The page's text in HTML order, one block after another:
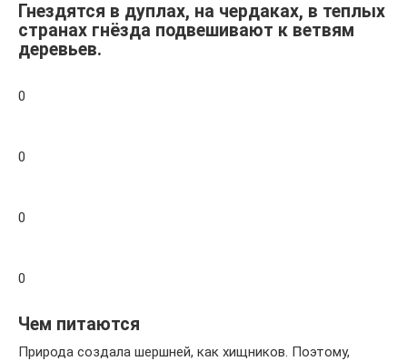
Гнездятся в дуплах, на чердаках, в теплых
странах гнёзда подвешивают к ветвям
деревьев.
0
0
0
0
Чем питаются
Природа создала шершней, как хищников. Поэтому,